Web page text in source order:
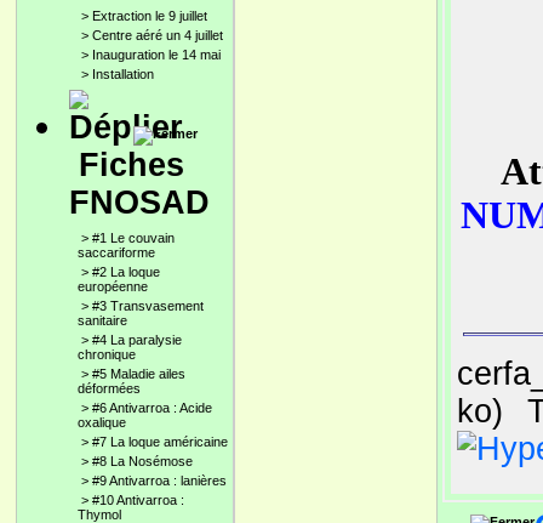
> Extraction le 9 juillet
> Centre aéré un 4 juillet
> Inauguration le 14 mai
> Installation
Fiches
FNOSAD
> #1 Le couvain
saccariforme
> #2 La loque
européenne
> #3 Transvasement
sanitaire
> #4 La paralysie
chronique
> #5 Maladie ailes
déformées
> #6 Antivarroa : Acide
oxalique
> #7 La loque américaine
> #8 La Nosémose
> #9 Antivarroa : lanières
> #10 Antivarroa :
Thymol
ko)